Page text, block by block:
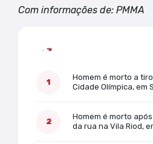
Com informações de: PMMA
Homem é morto a
Cidade Olímpica, em
Homem é morto
da rua na Vila Riod,